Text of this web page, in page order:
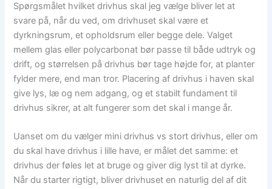
Spørgsmålet hvilket drivhus skal jeg vælge bliver let at
svare på, når du ved, om drivhuset skal være et
dyrkningsrum, et opholdsrum eller begge dele. Valget
mellem glas eller polycarbonat bør passe til både udtryk og
drift, og størrelsen på drivhus bør tage højde for, at planter
fylder mere, end man tror. Placering af drivhus i haven skal
give lys, læ og nem adgang, og et stabilt fundament til
drivhus sikrer, at alt fungerer som det skal i mange år.
Uanset om du vælger mini drivhus vs stort drivhus, eller om
du skal have drivhus i lille have, er målet det samme: et
drivhus der føles let at bruge og giver dig lyst til at dyrke.
Når du starter rigtigt, bliver drivhuset en naturlig del af dit